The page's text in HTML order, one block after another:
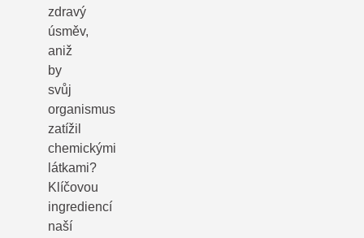
zdravý
úsměv,
aniž
by
svůj
organismus
zatížil
chemickými
látkami?
Klíčovou
ingrediencí
naší